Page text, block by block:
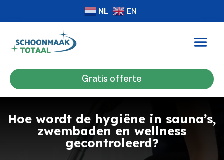
NL EN
Gratis offerte
Hoe wordt de hygiëne in sauna’s,
zwembaden en wellness
gecontroleerd?